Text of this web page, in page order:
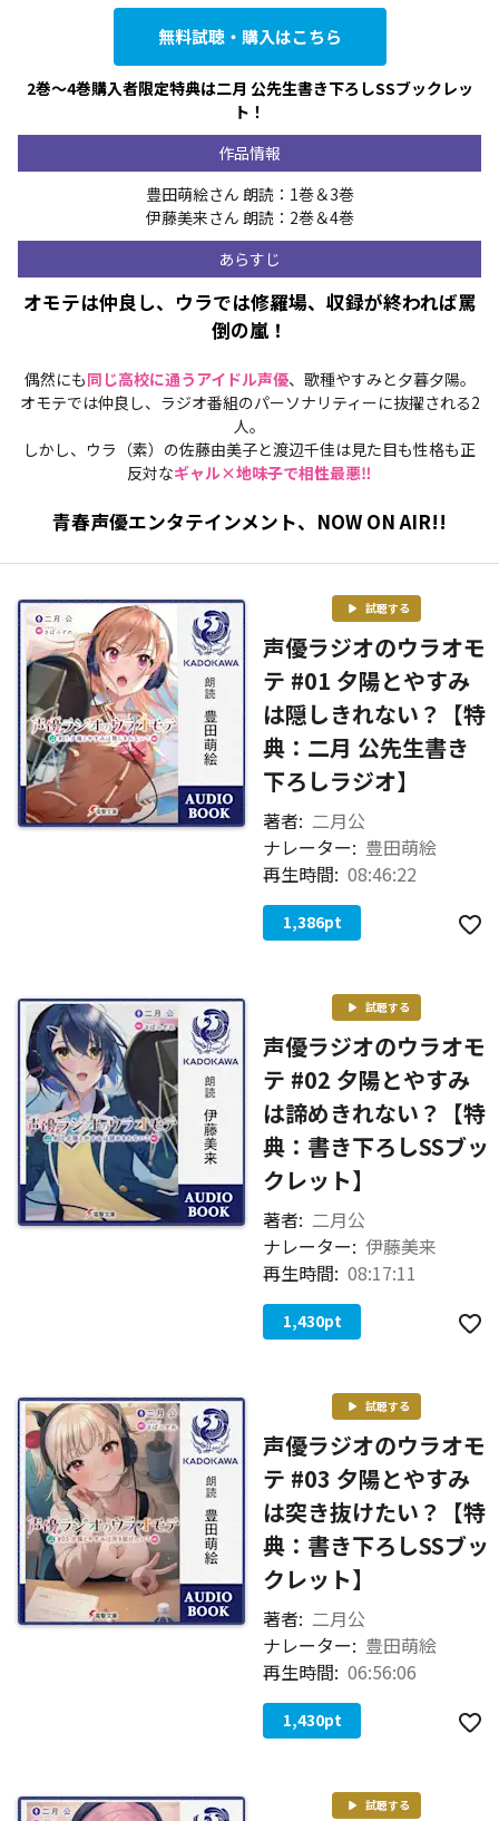
無料試聴・購入はこちら
2巻～4巻購入者限定特典は二月 公先生書き下ろしSSブックレッ
ト！
作品情報
豊田萌絵さん 朗読：1巻＆3巻
伊藤美来さん 朗読：2巻＆4巻
あらすじ
オモテは仲良し、ウラでは修羅場、収録が終われば罵
倒の嵐！
偶然にも同じ高校に通うアイドル声優、歌種やすみと夕暮夕陽。
オモテでは仲良し、ラジオ番組のパーソナリティーに抜擢される2
人。
しかし、ウラ（素）の佐藤由美子と渡辺千佳は見た目も性格も正
反対なギャル×地味子で相性最悪‼
青春声優エンタテインメント、NOW ON AIR!!
試聴する
声優ラジオのウラオモ
テ #01 夕陽とやすみ
は隠しきれない？【特
典：二月 公先生書き
下ろしラジオ】
著者: 二月公
ナレーター: 豊田萌絵
再生時間: 08:46:22
1,386pt
試聴する
声優ラジオのウラオモ
テ #02 夕陽とやすみ
は諦めきれない？【特
典：書き下ろしSSブッ
クレット】
著者: 二月公
ナレーター: 伊藤美来
再生時間: 08:17:11
1,430pt
試聴する
声優ラジオのウラオモ
テ #03 夕陽とやすみ
は突き抜けたい？【特
典：書き下ろしSSブッ
クレット】
著者: 二月公
ナレーター: 豊田萌絵
再生時間: 06:56:06
1,430pt
試聴する